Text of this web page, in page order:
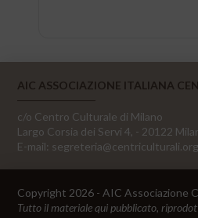
AIC ASSOCIAZIONE ITALIANA
c/o Centro Culturale di Milano
Largo Corsia dei Servi 4, - 20122
E-mail: segreteria@centriculturali.org
Copyright 2026 - AIC
Tutto il materiale qui pubblicato,